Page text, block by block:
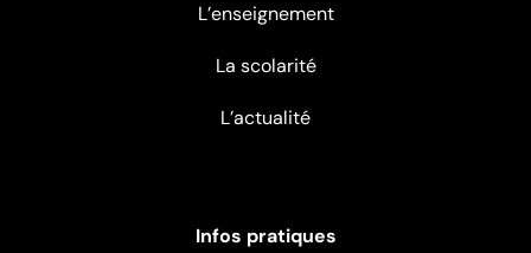
L’enseignement
La scolarité
L’actualité
Infos pratiques